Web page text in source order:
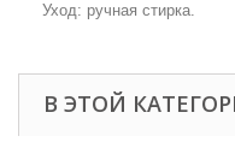
Уход: ручная стирка.
В ЭТОЙ